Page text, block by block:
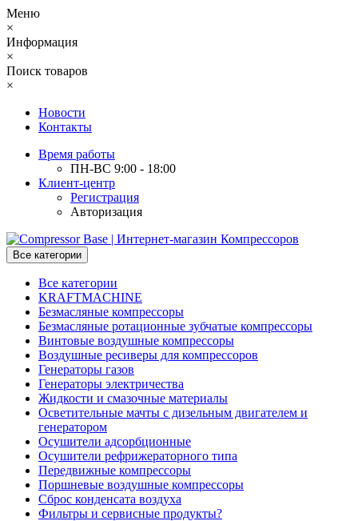
Меню
×
Информация
×
Поиск товаров
×
Новости
Контакты
Время работы
ПН-ВС 9:00 - 18:00
Клиент-центр
Регистрация
Авторизация
Все категории
Все категории
KRAFTMACHINE
Безмасляные компрессоры
Безмасляные ротационные зубчатые компрессоры
Винтовые воздушные компрессоры
Воздушные ресиверы для компрессоров
Генераторы газов
Генераторы электричества
Жидкости и смазочные материалы
Осветительные мачты с дизельным двигателем и
генератором
Осушители адсорбционные
Осушители рефрижераторного типа
Передвижные компрессоры
Поршневые воздушные компрессоры
Сброс конденсата воздуха
Фильтры и сервисные продукты?